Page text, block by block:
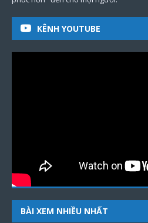
KÊNH YOUTUBE
BÀI XEM NHIỀU NHẤT